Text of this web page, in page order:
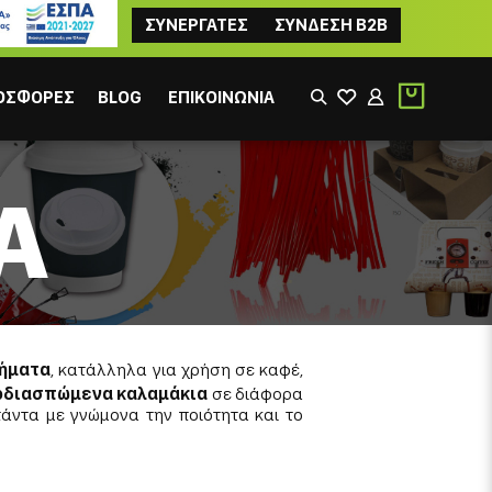
ΣΥΝΕΡΓΑΤΕΣ ΣΥΝΔΕΣΗ B2B
ΦΙΛΤΡΟΥ
BLOG ΕΠΙΚΟΙΝΩΝΙΑ
, κατάλληλα για χρήση σε καφέ,
καλαμάκια σε διάφορα
με γνώμονα την ποιότητα και το